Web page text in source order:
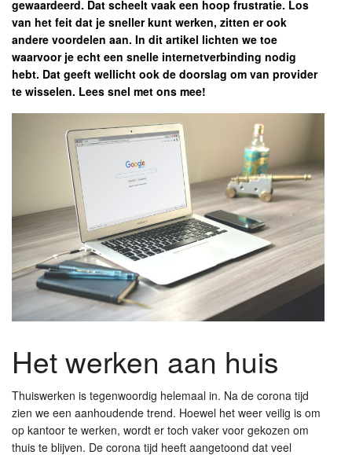
gewaardeerd. Dat scheelt vaak een hoop frustratie. Los
van het feit dat je sneller kunt werken, zitten er ook
andere voordelen aan. In dit artikel lichten we toe
waarvoor je echt een snelle internetverbinding nodig
hebt. Dat geeft wellicht ook de doorslag om van provider
te wisselen. Lees snel met ons mee!
Het werken aan huis
Thuiswerken is tegenwoordig helemaal in. Na de corona tijd
zien we een aanhoudende trend. Hoewel het weer veilig is om
op kantoor te werken, wordt er toch vaker voor gekozen om
thuis te blijven. De corona tijd heeft aangetoond dat veel